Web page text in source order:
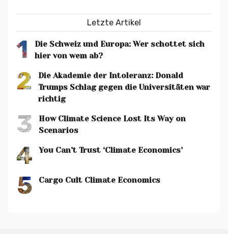
Letzte Artikel
1
Die Schweiz und Europa: Wer schottet sich
hier von wem ab?
2
Die Akademie der Intoleranz: Donald
Trumps Schlag gegen die Universitäten war
richtig
3
How Climate Science Lost Its Way on
Scenarios
4 You Can’t Trust ‘Climate Economics’
5 Cargo Cult Climate Economics